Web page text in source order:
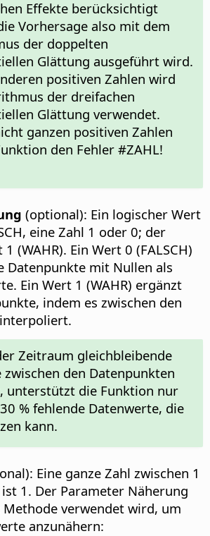
Effekte berücksichtigt
Vorhersage also mit dem
der doppelten
Glättung ausgeführt wird.
positiven Zahlen wird
der dreifachen
Glättung verwendet.
ganzen positiven Zahlen
den Fehler #ZAHL!
(optional): Ein logischer Wert
eine Zahl 1 oder 0; der
(WAHR). Ein Wert 0 (FALSCH)
Datenpunkte mit Nullen als
Ein Wert 1 (WAHR) ergänzt
indem es zwischen den
Zeitraum gleichbleibende
zwischen den Datenpunkten
unterstützt die Funktion nur
% fehlende Datenwerte, die
kann.
Eine ganze Zahl zwischen 1
1. Der Parameter Näherung
verwendet wird, um
anzunähern: